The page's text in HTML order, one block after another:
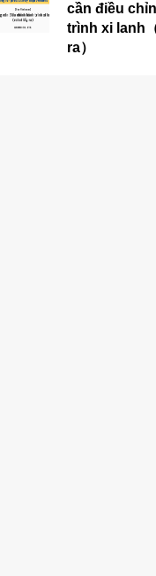
cần điều
trình xi lanh
ra）